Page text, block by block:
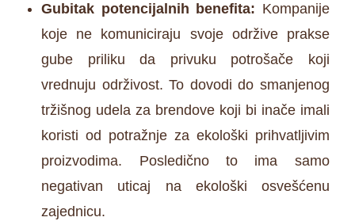
Gubitak potencijalnih benefita: Kompanije
koje ne komuniciraju svoje održive prakse
gube priliku da privuku potrošače koji
vrednuju održivost. To dovodi do smanjenog
tržišnog udela za brendove koji bi inače imali
koristi od potražnje za ekološki prihvatljivim
proizvodima. Posledično to ima samo
negativan uticaj na ekološki osvešćenu
zajednicu.